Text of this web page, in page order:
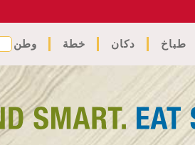
وطن خطة دكان طباخ